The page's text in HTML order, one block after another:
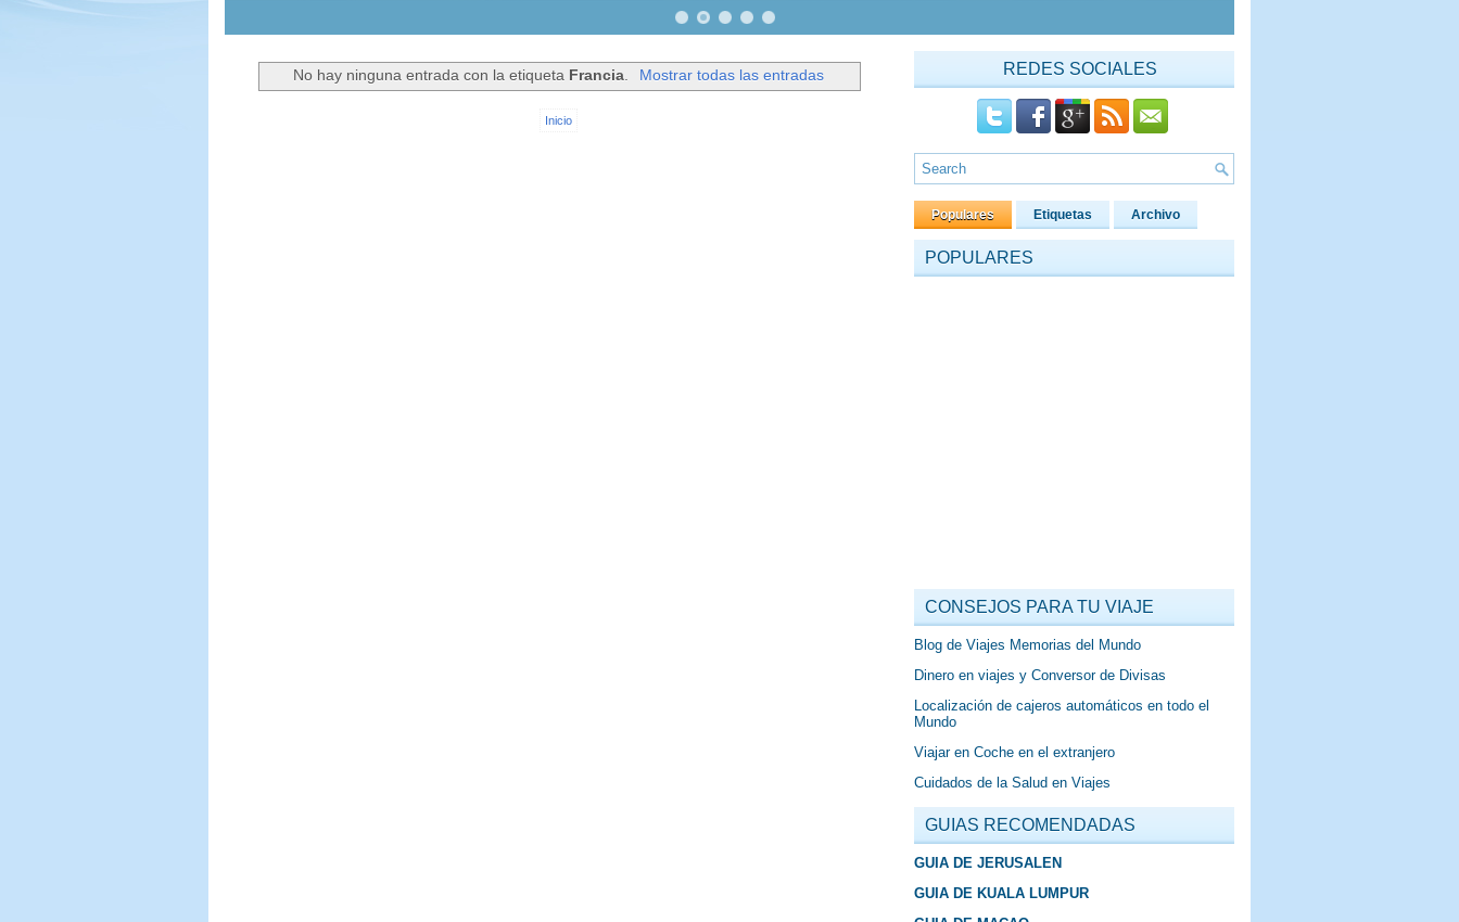
No hay ninguna entrada con la etiqueta Francia. Mostrar todas las entradas
Inicio
REDES SOCIALES
Populares Etiquetas Archivo
POPULARES
CONSEJOS PARA TU VIAJE
Blog de Viajes Memorias del Mundo
Dinero en viajes y Conversor de Divisas
Localización de cajeros automáticos en todo el
Mundo
Viajar en Coche en el extranjero
Cuidados de la Salud en Viajes
GUIAS RECOMENDADAS
GUIA DE JERUSALEN
GUIA DE KUALA LUMPUR